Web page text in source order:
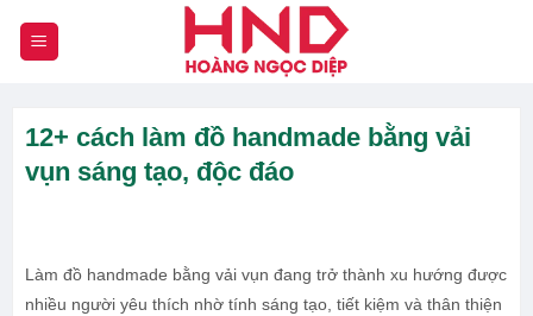
đến
12+ cách làm đồ handmade bằng vải
vụn sáng tạo, độc đáo
Làm đồ handmade bằng vải vụn đang trở thành xu hướng được
nhiều người yêu thích nhờ tính sáng tạo, tiết kiệm và thân thiện